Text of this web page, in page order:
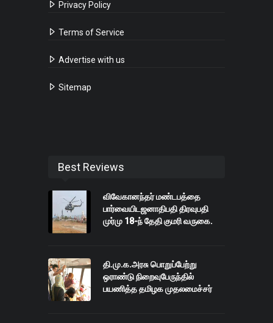
Privacy Policy
Terms of Service
Advertise with us
Sitemap
Best Reviews
விவேகானந்தர் மண்டபத்தை
பார்வையிடஜனாதிபதி திரவுபதி
முர்மு 18-ந் தேதி குமரி வருகை.
தி.மு.க.அரசு பொறுப்பேற்று
ஒராண்டு நிறைவுபேருந்தில்
பயணித்த தமிழக முதலமைச்சர்